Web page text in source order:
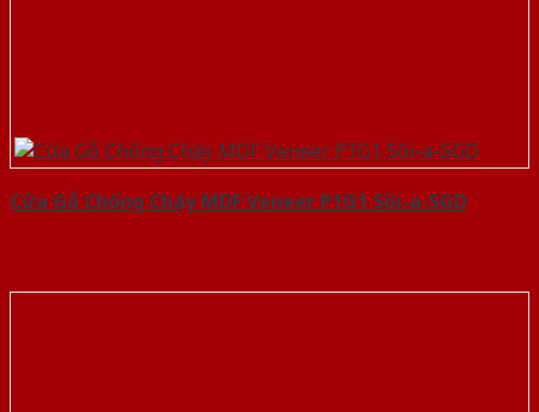
Cửa Gỗ Chống Cháy MDF Veneer P1G1 Sồi-a-SGD